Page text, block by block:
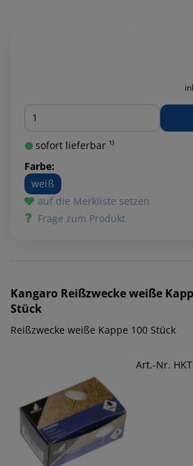
Menge
sofort lieferbar ¹⁾
Farbe:
weiß
auf die Merkliste setzen
Frage zum Produkt
Kangaro Reißzwecke weiße
Stück
Reißzwecke weiße Kappe 100 Stück
Art.-Nr.